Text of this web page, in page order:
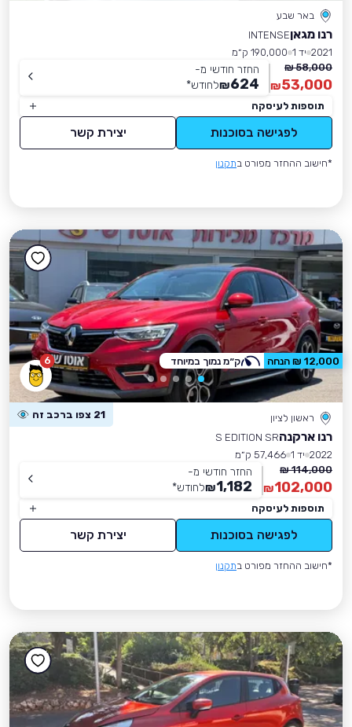
באר שבע
רנו מגאןINTENSE
2021 יד 1
190,000 ק״מ
58,000 ₪
53,000
₪
החזר חודשי מ-
624
₪לחודש*
תוספות לעיסקה
לפגישה בסוכנות יצירת קשר
*חישוב ההחזר מפורט בתקנון
6
ראשון לציון 21 צפו ברכב זה
רנו ארקנהS EDITION SR
2022 יד 1
57,466 ק״מ
114,000 ₪
102,000
₪
החזר חודשי מ-
1,182
₪לחודש*
תוספות לעיסקה
לפגישה בסוכנות יצירת קשר
*חישוב ההחזר מפורט בתקנון
12,000 ₪ הנחה ק״מ נמוך במיוחד